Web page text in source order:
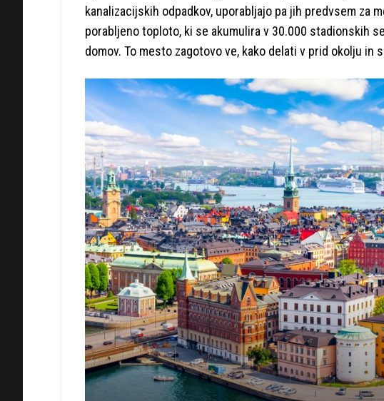
kanalizacijskih odpadkov, uporabljajo pa jih predvsem za
porabljeno toploto, ki se akumulira v 30.000 stadionskih
domov. To mesto zagotovo ve, kako delati v prid okolju